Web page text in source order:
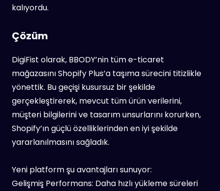
kalıyordu.
Çözüm
DigiFist olarak, BBODY’nin tüm e-ticaret
mağazasını Shopify Plus’a taşıma sürecini titizlikle
yönettik. Bu geçişi kusursuz bir şekilde
gerçekleştirerek, mevcut tüm ürün verilerini,
müşteri bilgilerini ve tasarım unsurlarını korurken,
Shopify’ın güçlü özelliklerinden en iyi şekilde
yararlanılmasını sağladık.
Yeni platform şu avantajları sunuyor:
Gelişmiş Performans: Daha hızlı yükleme süreleri